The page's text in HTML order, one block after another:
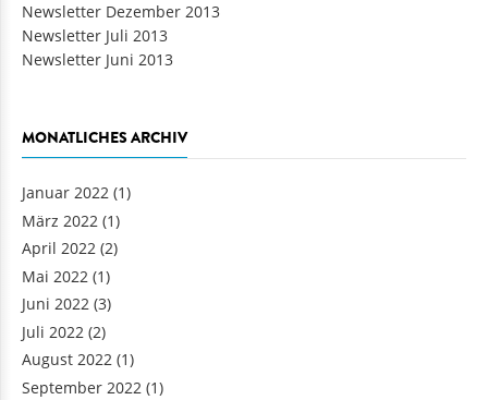
Newsletter Dezember 2013
Newsletter Juli 2013
Newsletter Juni 2013
MONATLICHES ARCHIV
Januar 2022 (1)
März 2022 (1)
April 2022 (2)
Mai 2022 (1)
Juni 2022 (3)
Juli 2022 (2)
August 2022 (1)
September 2022 (1)